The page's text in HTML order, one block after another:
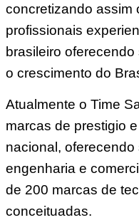
concretizando assim
profissionais
brasileiro
o crescimento do
Atualmente o Time
marcas de prestigio
nacional,
engenharia e
de 200 marcas de
conceituadas.